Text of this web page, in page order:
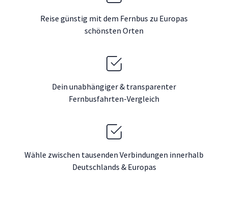
Reise günstig mit dem Fernbus zu Europas
schönsten Orten
Dein unabhängiger & transparenter
Fernbusfahrten-Vergleich
Wähle zwischen tausenden Verbindungen innerhalb
Deutschlands & Europas